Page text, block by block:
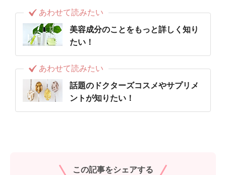
あわせて読みたい
美容成分のことをもっと詳しく知り
たい！
あわせて読みたい
話題のドクターズコスメやサプリメ
ントが知りたい！
この記事をシェアする